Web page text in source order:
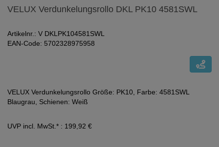
VELUX Verdunkelungsrollo DKL PK10 4581SWL
Artikelnr.: V DKLPK104581SWL
EAN-Code: 5702328975958
VELUX Verdunkelungsrollo Größe: PK10, Farbe: 4581SWL
Blaugrau, Schienen: Weiß
UVP incl. MwSt.* : 199,92 €